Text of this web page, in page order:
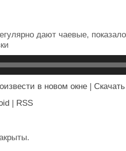
дают чаевые,
в новом окне | Скачать
| RSS